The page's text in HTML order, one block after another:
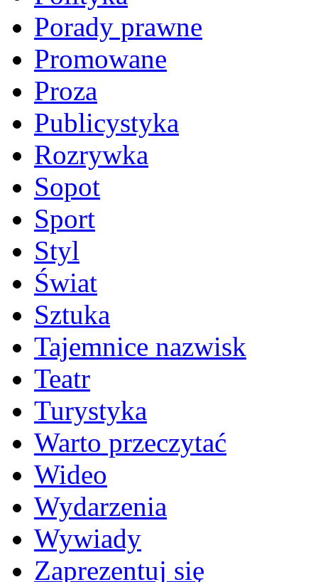
Porady prawne
Promowane
Proza
Publicystyka
Rozrywka
Sopot
Sport
Styl
Świat
Sztuka
Tajemnice nazwisk
Teatr
Turystyka
Warto przeczytać
Wideo
Wydarzenia
Wywiady
Zaprezentuj się